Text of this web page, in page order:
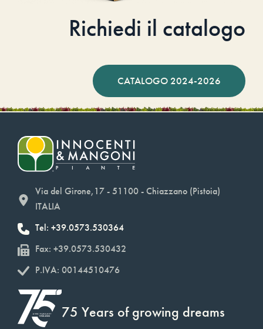
Richiedi il catalogo
CATALOGO 2024-2026
Via del Girone,17 - 51100 - Chiazzano (Pistoia)
ITALIA
Tel: +39.0573.530364
Fax: +39.0573.530432
P.IVA: 00144510476
75 Years of growing dreams